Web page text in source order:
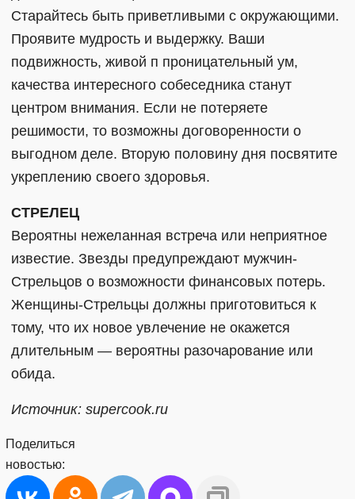
Старайтесь быть приветливыми с окружающими.
Проявите мудрость и выдержку. Ваши
подвижность, живой п проницательный ум,
качества интересного собеседника станут
центром внимания. Если не потеряете
решимости, то возможны договоренности о
выгодном деле. Вторую половину дня посвятите
укреплению своего здоровья.
СТРЕЛЕЦ
Вероятны нежеланная встреча или неприятное
известие. Звезды предупреждают мужчин-
Стрельцов о возможности финансовых потерь.
Женщины-Стрельцы должны приготовиться к
тому, что их новое увлечение не окажется
длительным — вероятны разочарование или
обида.
Источник: supercook.ru
Поделиться
новостью: